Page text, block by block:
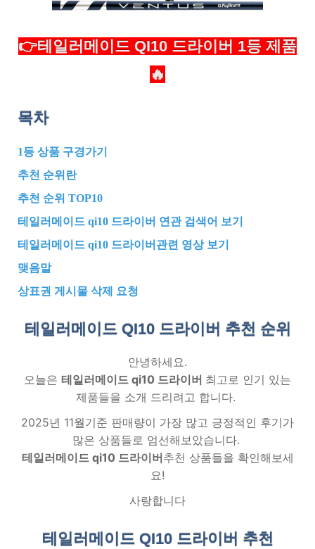
👉테일러메이드 QI10 드라이버 1등 제품
🔥
목차
1등 상품 구경가기
추천 순위란
추천 순위 TOP10
테일러메이드 qi10 드라이버 연관 검색어 보기
테일러메이드 qi10 드라이버관련 영상 보기
맺음말
상표권 게시물 삭제 요청
테일러메이드 QI10 드라이버 추천 순위
안녕하세요.
오늘은 테일러메이드 qi10 드라이버 최고로 인기 있는
제품들을 소개 드리려고 합니다.
2025년 11월기준 판매량이 가장 많고 긍정적인 후기가
많은 상품들로 엄선해보았습니다.
테일러메이드 qi10 드라이버추천 상품들을 확인해보세
요!
사랑합니다
테일러메이드 QI10 드라이버 추천